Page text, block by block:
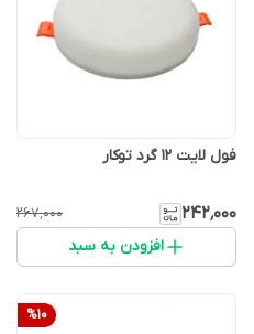
فول لایت 12 گرد توکار
۲۴۲٬۰۰۰ ۲۶۷٬۰۰۰
افزودن به سبد
%10